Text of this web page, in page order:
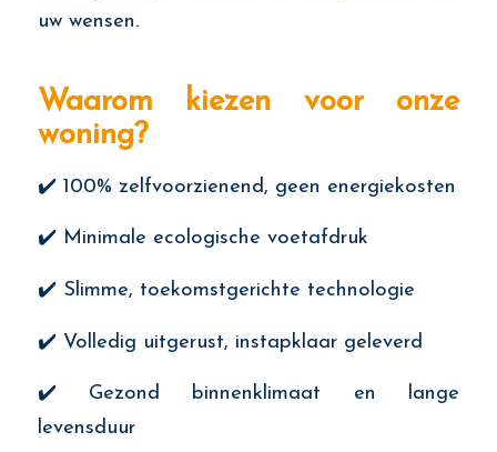
uw wensen.
Waarom kiezen voor onze
woning?
✔️ 100% zelfvoorzienend, geen energiekosten
✔️ Minimale ecologische voetafdruk
✔️ Slimme, toekomstgerichte technologie
✔️ Volledig uitgerust, instapklaar geleverd
✔️ Gezond binnenklimaat en lange
levensduur